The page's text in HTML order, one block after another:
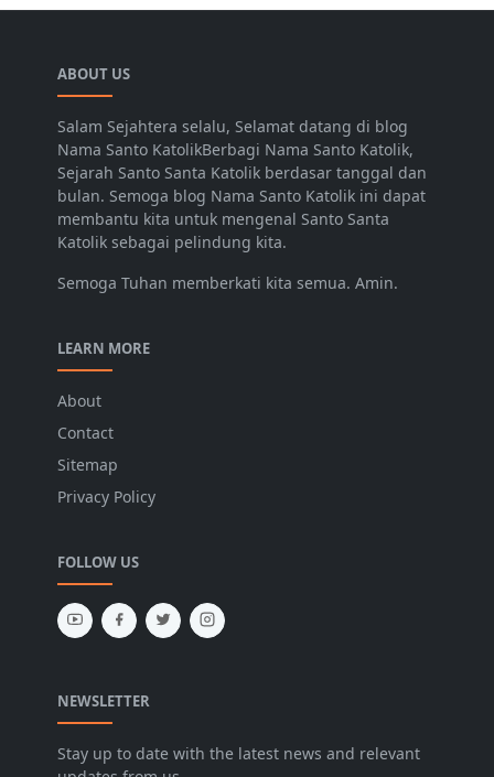
ABOUT US
Salam Sejahtera selalu, Selamat datang di blog
Nama Santo KatolikBerbagi Nama Santo Katolik,
Sejarah Santo Santa Katolik berdasar tanggal dan
bulan. Semoga blog Nama Santo Katolik ini dapat
membantu kita untuk mengenal Santo Santa
Katolik sebagai pelindung kita.
Semoga Tuhan memberkati kita semua. Amin.
LEARN MORE
About
Contact
Sitemap
Privacy Policy
FOLLOW US
NEWSLETTER
Stay up to date with the latest news and relevant